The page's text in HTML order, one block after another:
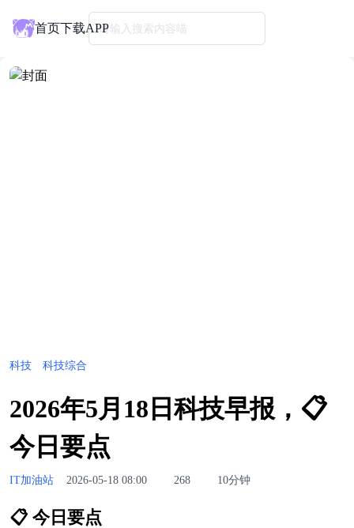
首页下载APP请输入搜索内容喵
科技 科技综合
2026年5月18日科技早报，📋
今日要点
IT加油站 2026-05-18 08:00 268 10分钟
📋 今日要点